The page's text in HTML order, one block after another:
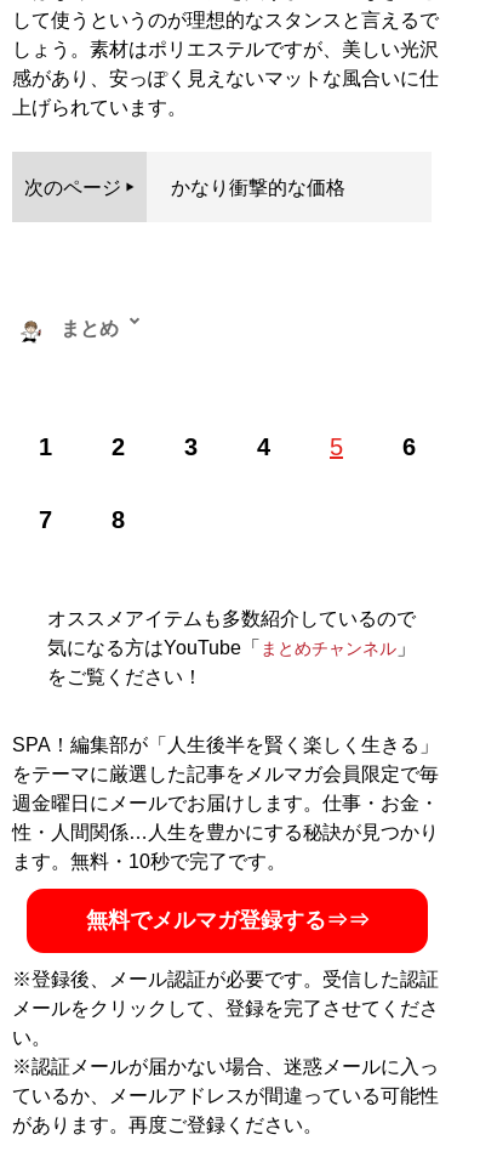
して使うというのが理想的なスタンスと言えるで
しょう。素材はポリエステルですが、美しい光沢
感があり、安っぽく見えないマットな風合いに仕
上げられています。
次のページ かなり衝撃的な価格
1 2 3 4 5 6
7 8
まとめ
ップ、古着、ウェブメディアなどアパレルに関する多彩
でオシャレ初心者にもわかりやすいファッション情報を
オススメアイテムも多数紹介しているので
気になる方はYouTube「 まとめチャンネル」
をご覧ください！
SPA！編集部が「人生後半を賢く楽しく生きる」
をテーマに厳選した記事をメルマガ会員限定で毎
週金曜日にメールでお届けします。仕事・お金・
性・人間関係…人生を豊かにする秘訣が見つかり
ます。無料・10秒で完了です。
無料でメルマガ登録する⇒⇒
※登録後、メール認証が必要です。受信した認証
メールをクリックして、登録を完了させてくださ
い。
※認証メールが届かない場合、迷惑メールに入っ
ているか、メールアドレスが間違っている可能性
があります。再度ご登録ください。